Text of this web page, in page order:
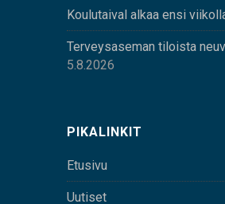
Koulutaival alkaa ensi
Terveysaseman tiloista
5.8.2026
PIKALINKIT
Etusivu
Uutiset